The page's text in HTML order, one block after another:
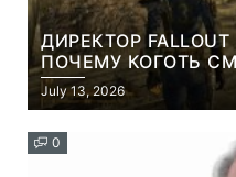
ДИРЕКТОР
ПОЧЕМУ КОГОТЬ
НАМЕРЕННО
July 13, 2026
0